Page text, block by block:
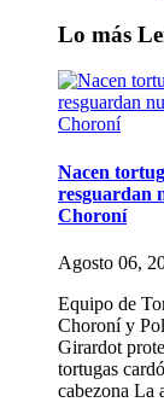
Lo más
Nacen
resguardan
Choroní
Agosto 06,
Equipo de
Choroní y
Girardot
tortugas
cabezona La